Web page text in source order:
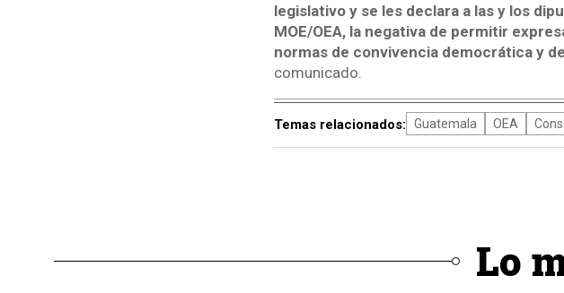
legislativo y se les declara a las y los
MOE/OEA, la negativa de permitir
normas de convivencia democrática y
comunicado.
Temas relacionados: Guatemala OEA
Lo